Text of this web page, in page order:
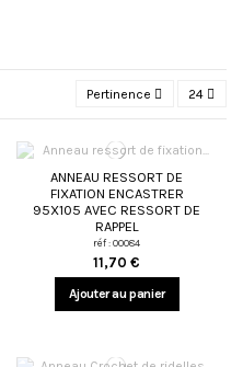
Pertinence 24
ANNEAU RESSORT DE
FIXATION ENCASTRER
95X105 AVEC RESSORT DE
RAPPEL
réf : 00084
11,70 €
Ajouter au panier